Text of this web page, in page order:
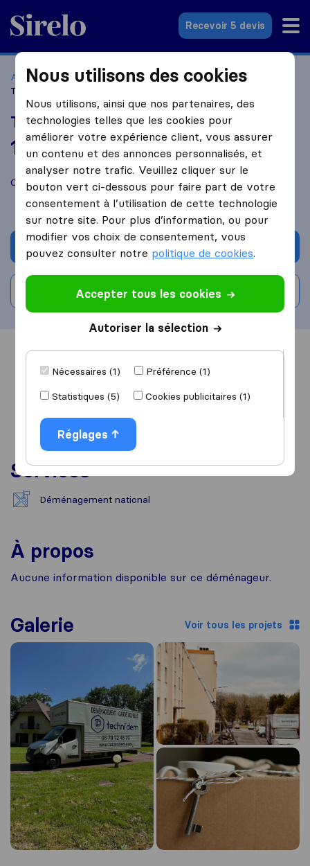
Sirelo.fr
Recevoir 5 devis
Accueil Déménageurs France
Déménageurs Arpajon
Techni'Dem
Techni'Dem
10,0 basé sur 46
avis Sirelo et Google
i
Comparez Techni'Dem avec d'autresdéménageurs àArpajon
Demander un devis
Rédiger un avis
Services
Déménagement national
À propos
Aucune information disponible sur ce déménageur.
Galerie Voir tous les projets
Nous utilisons des cookies
Nous utilisons, ainsi que nos partenaires, des
technologies telles que les cookies pour
améliorer votre expérience client, vous assurer
un contenu et des annonces personnalisés, et
analyser notre trafic. Veuillez cliquer sur le
bouton vert ci-dessous pour faire part de votre
consentement à l’utilisation de cette technologie
sur notre site. Pour plus d’information, ou pour
modifier vos choix de consentement, vous
pouvez consulter notre politique de cookies.
Accepter tous les cookies
Autoriser la sélection
Nécessaires (1)
Préférence (1)
Statistiques (5)
Cookies publicitaires (1)
Réglages